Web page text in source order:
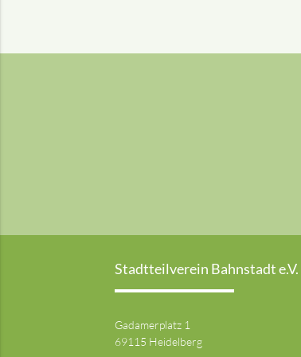
Stadtteilverein Bahnstadt e.V.
Gadamerplatz 1
69115 Heidelberg